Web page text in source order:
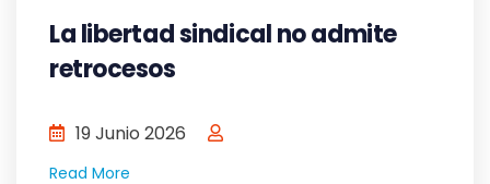
La libertad sindical no admite
retrocesos
19 Junio 2026
Read More